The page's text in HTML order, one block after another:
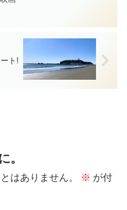
ト!
。
はありません。 ※ が付